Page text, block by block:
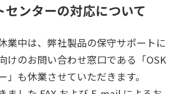
センターの対応について
業中は、弊社製品の保守サポートに
けのお問い合わせ窓口である「OSK
」も休業させていただきます。